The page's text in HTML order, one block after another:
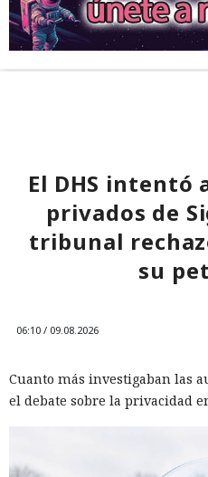
El DHS intentó
privados de
tribunal
su
06:10 / 09.08.2026
Cuanto más investigaban las
el debate sobre la privacidad